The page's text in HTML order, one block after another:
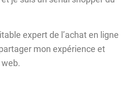
expert de l’achat en ligne
mon expérience et